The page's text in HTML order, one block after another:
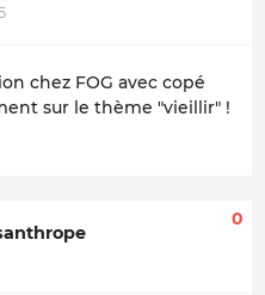
chez FOG avec copé
sur le thème "vieillir" !
0